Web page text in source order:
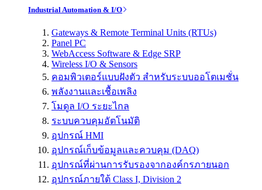
Industrial Automation & I/O
Gateways & Remote Terminal Units (RTUs)
Panel PC
WebAccess Software & Edge SRP
Wireless I/O & Sensors
คอมพิวเตอร์แบบฝังตัว สำหรับระบบออโตเมชั่น
พลังงานและเชื้อเพลิง
โมดูล I/O ระยะไกล
ระบบควบคุมอัตโนมัติ
อุปกรณ์ HMI
อุปกรณ์เก็บข้อมูลและควบคุม (DAQ)
อุปกรณ์ที่ผ่านการรับรองจากองค์กรภายนอก
อุปกรณ์ภายใต้ Class I, Division 2